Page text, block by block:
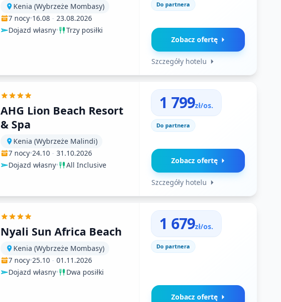
Kenia (Wybrzeże Mombasy)
7 nocy•16.08 - 23.08.2026
Dojazd własny• Trzy posiłki
Do partnera
Zobacz ofertę
Szczegóły hotelu
AHG Lion Beach Resort
& Spa
Kenia (Wybrzeże Malindi)
7 nocy•24.10 - 31.10.2026
Dojazd własny• All Inclusive
1 799zł/os.
Do partnera
Zobacz ofertę
Szczegóły hotelu
Nyali Sun Africa Beach
Kenia (Wybrzeże Mombasy)
7 nocy•25.10 - 01.11.2026
Dojazd własny• Dwa posiłki
1 679zł/os.
Do partnera
Zobacz ofertę